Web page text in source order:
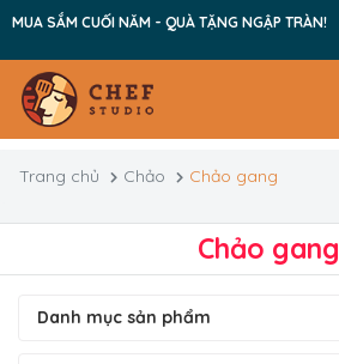
MUA SẮM CUỐI NĂM - QUÀ TẶNG NGẬP TRÀN!
Trang chủ Chảo Chảo gang
Chảo gang
Danh mục sản phẩm